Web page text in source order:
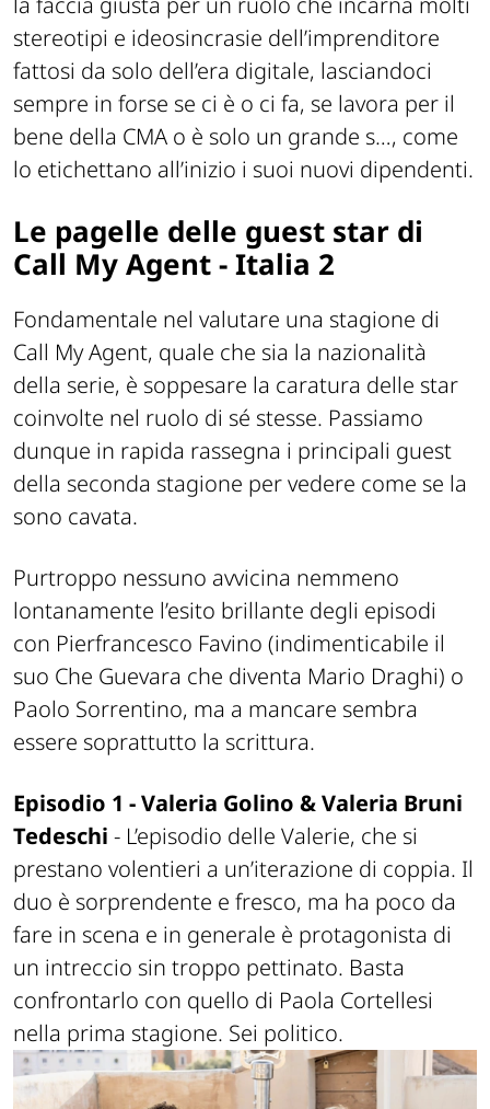
stereotipi e ideosincrasie dell’imprenditore
fattosi da solo dell’era digitale, lasciandoci
sempre in forse se ci è o ci fa, se lavora per il
bene della CMA o è solo un grande s…, come
lo etichettano all’inizio i suoi nuovi dipendenti.
Le pagelle delle guest star di
Call My Agent - Italia 2
Fondamentale nel valutare una stagione di
Call My Agent, quale che sia la nazionalità
della serie, è soppesare la caratura delle star
coinvolte nel ruolo di sé stesse. Passiamo
dunque in rapida rassegna i principali guest
della seconda stagione per vedere come se la
sono cavata.
Purtroppo nessuno avvicina nemmeno
lontanamente l’esito brillante degli episodi
con Pierfrancesco Favino (indimenticabile il
suo Che Guevara che diventa Mario Draghi) o
Paolo Sorrentino, ma a mancare sembra
essere soprattutto la scrittura.
Episodio 1 - Valeria Golino & Valeria Bruni
Tedeschi - L’episodio delle Valerie, che si
prestano volentieri a un’iterazione di coppia. Il
duo è sorprendente e fresco, ma ha poco da
fare in scena e in generale è protagonista di
un intreccio sin troppo pettinato. Basta
confrontarlo con quello di Paola Cortellesi
nella prima stagione. Sei politico.